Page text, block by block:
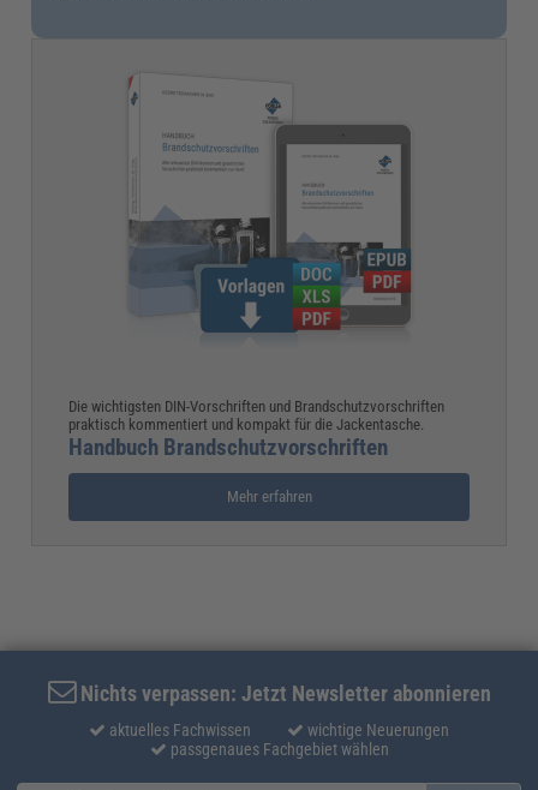
Die wichtigsten DIN-Vorschriften und Brandschutzvorschriften
praktisch kommentiert und kompakt für die Jackentasche.
Handbuch Brandschutzvorschriften
Mehr erfahren
Nichts verpassen: Jetzt Newsletter abonnieren
aktuelles Fachwissen
wichtige Neuerungen
passgenaues Fachgebiet wählen